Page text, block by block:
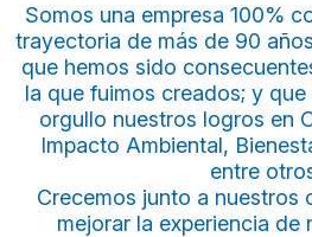
Somos una empresa 100%
trayectoria de más de 90
que hemos sido
la que fuimos creados; y
orgullo nuestros logros en
Impacto Ambiental,
entre
Crecemos junto a nuestros
mejorar la experiencia de